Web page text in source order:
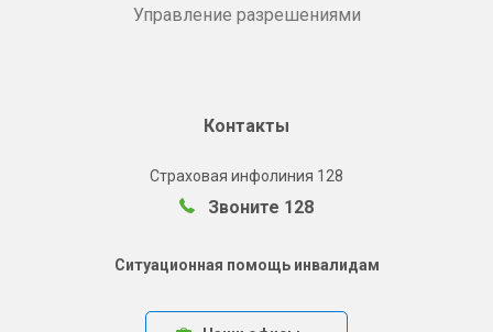
Управление разрешениями
Контакты
Страховая инфолиния 128
Звоните 128
Ситуационная помощь инвалидам